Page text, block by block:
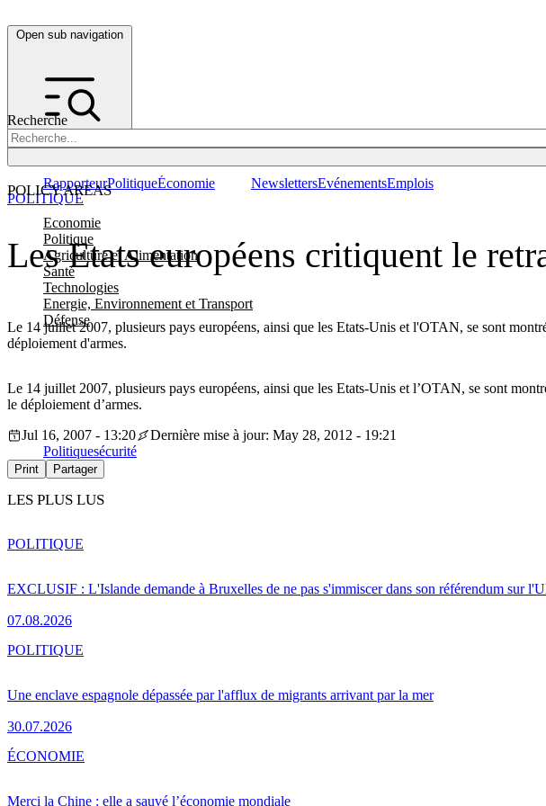
Open sub navigation
Recherche
POLICY AREAS
Economie
Politique
Agriculture et Alimentation
Santé
Technologies
Energie, Environnement et Transport
Défense
RapporteurPolitiqueÉconomie NewslettersEvénementsEmplois
Les Etats européens critiquent le
Le 14 juillet 2007, plusieurs pays européens, ainsi que les Etats-Unis et l'OTAN, se sont
déploiement d'armes.
POLITIQUE
Le 14 juillet 2007, plusieurs pays européens, ainsi que les Etats-Unis et l’OTAN, se sont
le déploiement d’armes.
Jul 16, 2007 - 13:20
Dernière mise à jour: May 28, 2012 - 19:21
Politiquesécurité
Print Partager
LES PLUS LUS
EXCLUSIF : L'Islande demande à Bruxelles de ne pas s'immiscer dans son référendum sur
07.08.2026
POLITIQUE
Une enclave espagnole dépassée par l'afflux de migrants arrivant par la mer
30.07.2026
POLITIQUE
Merci la Chine : elle a sauvé l’économie mondiale
ÉCONOMIE